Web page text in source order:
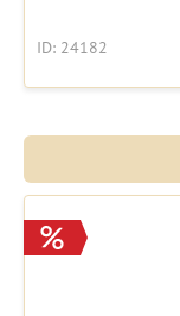
ID: 24182